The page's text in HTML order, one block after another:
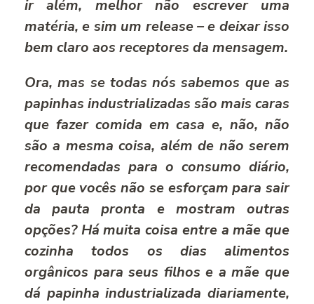
ir além, melhor não escrever uma
matéria, e sim um release – e deixar isso
bem claro aos receptores da mensagem.
Ora, mas se todas nós sabemos que as
papinhas industrializadas são mais caras
que fazer comida em casa e, não, não
são a mesma coisa, além de não serem
recomendadas para o consumo diário,
por que vocês não se esforçam para sair
da pauta pronta e mostram outras
opções? Há muita coisa entre a mãe que
cozinha todos os dias alimentos
orgânicos para seus filhos e a mãe que
dá papinha industrializada diariamente,